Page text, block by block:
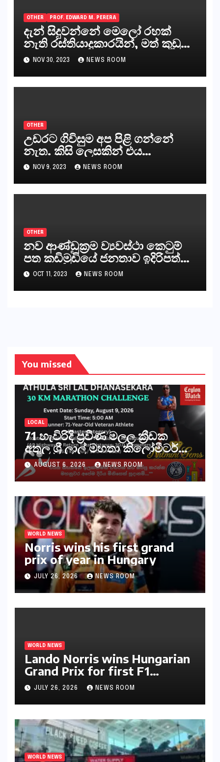
OTHER PROF. EDWARD M. PERERA
දැන් සිදුවන්නේ මෙලෝ රහක්
නැති රස්තියාදුකාරයින්, මත් කුඩු
ගෙන්වන්නන් සහ අලෙවි
කරන්නන්,කැලෑපාළුවන්, මහජන
නියෝජිතයින්
NOV 30, 2023 NEWS ROOM
OTHER
උඩරට ගිවිසුම අප පිළි ගන්නේ
නැත. කිසි ලෙසකින් එය
නීත්‍යානුකූල ලියවිල්ලක් නො වේ.
සිංහල ප්‍රතිපත්ති කේන්ද්‍රයෙන්
ජනාධිපති දැන් වූ ලිපියෙන්
NOV 9, 2023 NEWS ROOM
OTHER
නව ආණ්ඩුක්‍රම ව්‍යවස්ථා කෙටුම්
පත කඩිමුඩියේ ජනතාව ඉදිරිපත්
කරන්නේ?
OCT 11, 2023 NEWS ROOM
You missed
LOCAL
71 හැවිරිදි ප්‍රවීණ මලල ක්‍රීඩක
අතුල ශ්‍රී ලාල් මහතා කිලෝමීටර්
30ක විශේෂ මැරතන් ධාවන
අභියෝගයකට සැරසෙයි
AUGUST 6, 2026 NEWS ROOM
WORLD NEWS
Norris wins his first grand
prix of year in Hungary​​
JULY 26, 2026 NEWS ROOM
WORLD NEWS
Lando Norris wins Hungarian
Grand Prix for first F1
triumph in 2026​​
JULY 26, 2026 NEWS ROOM
WORLD NEWS